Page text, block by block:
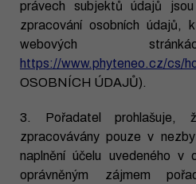
právech subjektů údajů
zpracování osobních údajů,
webových
https://www.phyteneo.cz/cs/
OSOBNÍCH ÚDAJŮ).
3. Pořadatel prohlašuje,
zpracovávány pouze v
naplnění účelu uvedeného
oprávněným zájmem